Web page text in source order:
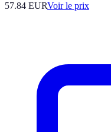
57.84 EURVoir le prix